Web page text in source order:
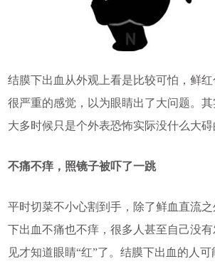
结膜下出血从外观上看是比较可怕，鲜红
很严重的感觉，以为眼睛出了大问题。
大多时候只是个外表恐怖实际没什么大碍
不痛不痒，照镜子被吓了一跳
平时切菜不小心割到手，除了鲜血直流
下出血不痛也不痒，很多人甚至自己没
见才知道眼睛“红”了。结膜下出血的人